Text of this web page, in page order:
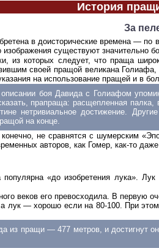
История
За
в доисторические времена —
существуют значительно
из которых следует, что праща
своей пращой великана
на использование пращей и в
боя Давида с Голиафом
прапраща: расщепленная палка,
нетривиальное достижение.
на конце.
конечно, не сравнятся с шумерским
авторов, как Гомер, как-то
«до изобретения лука».
веков его превосходила. В первую
лук — хорошо если на 80-100. При
из пращи — 477 метров, и достигнут